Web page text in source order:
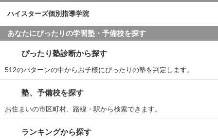
ハイスターズ個別指導学院
あなたにぴったりの学習塾・予備校を探す
ぴったり塾診断から探す
512のパターンの中からお子様にぴったりの塾を判定します。
塾、予備校を探す
お住まいの市区町村、路線・駅から検索できます。
ランキングから探す